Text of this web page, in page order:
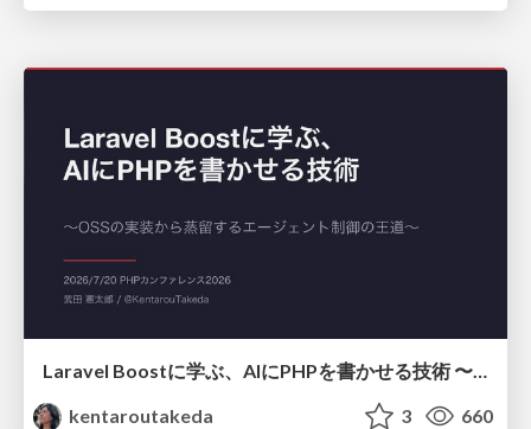
Laravel Boostに学ぶ、AIにPHPを書かせる技術 〜OSSの実装から蒸留するエージェント制御の王道〜
kentaroutakeda
3 660